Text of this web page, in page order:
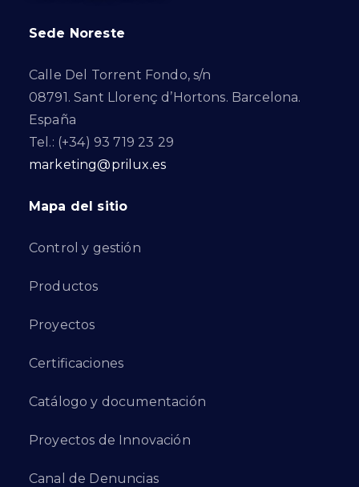
Sede Noreste
Calle Del Torrent Fondo, s/n
08791. Sant Llorenç d’Hortons. Barcelona.
España
Tel.: (+34) 93 719 23 29
marketing@prilux.es
Mapa del sitio
Control y gestión
Productos
Proyectos
Certificaciones
Catálogo y documentación
Proyectos de Innovación
Canal de Denuncias